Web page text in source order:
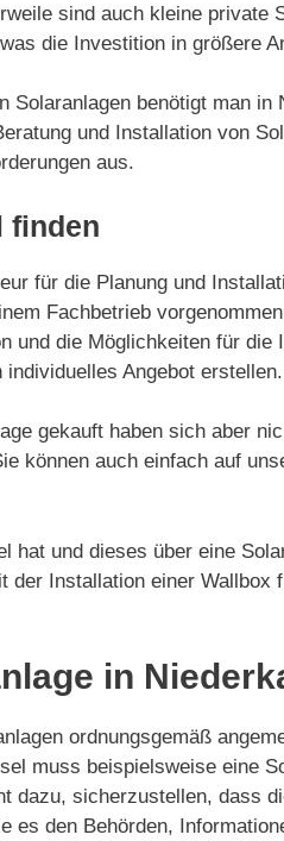
sind auch kleine
die Investition in größere
Solaranlagen benötigt man
und Installation von
aus.
finden
für die Planung und
Fachbetrieb
und die Möglichkeiten für
Angebot erstellen.
gekauft haben sich aber
können auch einfach auf
hat und dieses über eine
Installation einer Wallbox
in
ordnungsgemäß
muss beispielsweise eine
dazu, sicherzustellen, dass
es den Behörden,